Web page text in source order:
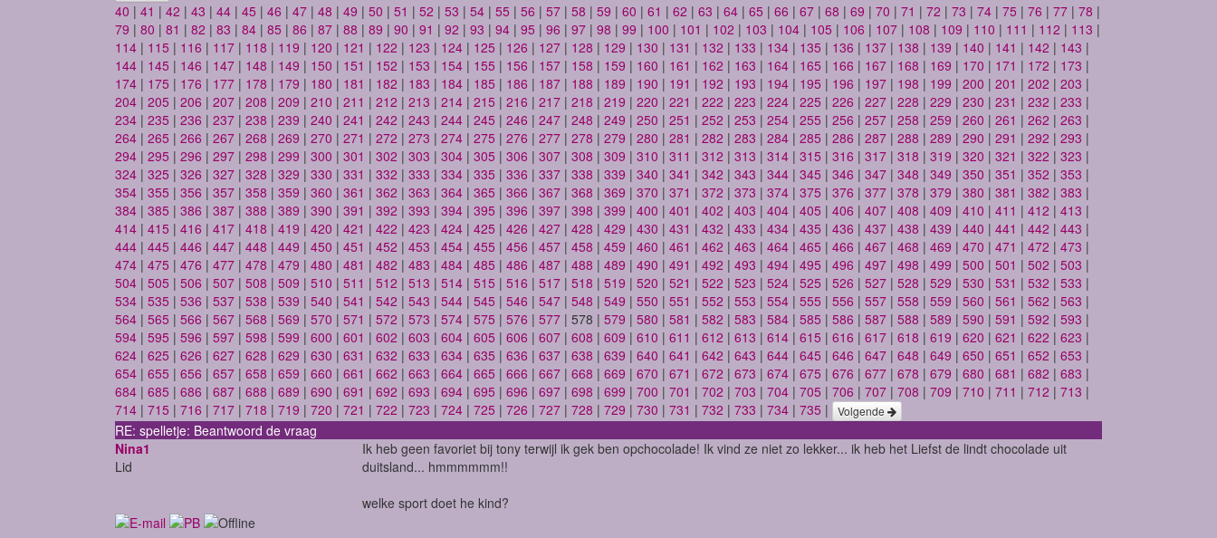
40 | 41 | 42 | 43 | 44 | 45 | 46 | 47 | 48 | 49 | 50 | 51 | 52 | 53 | 54 | 55 | 56 | 57 | 58 | 59 | 60 | 61 | 62 | 63 | 64 | 65 | 66 | 67 | 68 | 69 | 70 | 71 | 72 | 73 | 74 | 75 | 76 | 77 | 78 |
79 | 80 | 81 | 82 | 83 | 84 | 85 | 86 | 87 | 88 | 89 | 90 | 91 | 92 | 93 | 94 | 95 | 96 | 97 | 98 | 99 | 100 | 101 | 102 | 103 | 104 | 105 | 106 | 107 | 108 | 109 | 110 | 111 | 112 | 113 |
114 | 115 | 116 | 117 | 118 | 119 | 120 | 121 | 122 | 123 | 124 | 125 | 126 | 127 | 128 | 129 | 130 | 131 | 132 | 133 | 134 | 135 | 136 | 137 | 138 | 139 | 140 | 141 | 142 | 143 |
144 | 145 | 146 | 147 | 148 | 149 | 150 | 151 | 152 | 153 | 154 | 155 | 156 | 157 | 158 | 159 | 160 | 161 | 162 | 163 | 164 | 165 | 166 | 167 | 168 | 169 | 170 | 171 | 172 | 173 |
174 | 175 | 176 | 177 | 178 | 179 | 180 | 181 | 182 | 183 | 184 | 185 | 186 | 187 | 188 | 189 | 190 | 191 | 192 | 193 | 194 | 195 | 196 | 197 | 198 | 199 | 200 | 201 | 202 | 203 |
204 | 205 | 206 | 207 | 208 | 209 | 210 | 211 | 212 | 213 | 214 | 215 | 216 | 217 | 218 | 219 | 220 | 221 | 222 | 223 | 224 | 225 | 226 | 227 | 228 | 229 | 230 | 231 | 232 | 233 |
234 | 235 | 236 | 237 | 238 | 239 | 240 | 241 | 242 | 243 | 244 | 245 | 246 | 247 | 248 | 249 | 250 | 251 | 252 | 253 | 254 | 255 | 256 | 257 | 258 | 259 | 260 | 261 | 262 | 263 |
264 | 265 | 266 | 267 | 268 | 269 | 270 | 271 | 272 | 273 | 274 | 275 | 276 | 277 | 278 | 279 | 280 | 281 | 282 | 283 | 284 | 285 | 286 | 287 | 288 | 289 | 290 | 291 | 292 | 293 |
294 | 295 | 296 | 297 | 298 | 299 | 300 | 301 | 302 | 303 | 304 | 305 | 306 | 307 | 308 | 309 | 310 | 311 | 312 | 313 | 314 | 315 | 316 | 317 | 318 | 319 | 320 | 321 | 322 | 323 |
324 | 325 | 326 | 327 | 328 | 329 | 330 | 331 | 332 | 333 | 334 | 335 | 336 | 337 | 338 | 339 | 340 | 341 | 342 | 343 | 344 | 345 | 346 | 347 | 348 | 349 | 350 | 351 | 352 | 353 |
354 | 355 | 356 | 357 | 358 | 359 | 360 | 361 | 362 | 363 | 364 | 365 | 366 | 367 | 368 | 369 | 370 | 371 | 372 | 373 | 374 | 375 | 376 | 377 | 378 | 379 | 380 | 381 | 382 | 383 |
384 | 385 | 386 | 387 | 388 | 389 | 390 | 391 | 392 | 393 | 394 | 395 | 396 | 397 | 398 | 399 | 400 | 401 | 402 | 403 | 404 | 405 | 406 | 407 | 408 | 409 | 410 | 411 | 412 | 413 |
414 | 415 | 416 | 417 | 418 | 419 | 420 | 421 | 422 | 423 | 424 | 425 | 426 | 427 | 428 | 429 | 430 | 431 | 432 | 433 | 434 | 435 | 436 | 437 | 438 | 439 | 440 | 441 | 442 | 443 |
444 | 445 | 446 | 447 | 448 | 449 | 450 | 451 | 452 | 453 | 454 | 455 | 456 | 457 | 458 | 459 | 460 | 461 | 462 | 463 | 464 | 465 | 466 | 467 | 468 | 469 | 470 | 471 | 472 | 473 |
474 | 475 | 476 | 477 | 478 | 479 | 480 | 481 | 482 | 483 | 484 | 485 | 486 | 487 | 488 | 489 | 490 | 491 | 492 | 493 | 494 | 495 | 496 | 497 | 498 | 499 | 500 | 501 | 502 | 503 |
504 | 505 | 506 | 507 | 508 | 509 | 510 | 511 | 512 | 513 | 514 | 515 | 516 | 517 | 518 | 519 | 520 | 521 | 522 | 523 | 524 | 525 | 526 | 527 | 528 | 529 | 530 | 531 | 532 | 533 |
534 | 535 | 536 | 537 | 538 | 539 | 540 | 541 | 542 | 543 | 544 | 545 | 546 | 547 | 548 | 549 | 550 | 551 | 552 | 553 | 554 | 555 | 556 | 557 | 558 | 559 | 560 | 561 | 562 | 563 |
564 | 565 | 566 | 567 | 568 | 569 | 570 | 571 | 572 | 573 | 574 | 575 | 576 | 577 | 578 | 579 | 580 | 581 | 582 | 583 | 584 | 585 | 586 | 587 | 588 | 589 | 590 | 591 | 592 | 593 |
594 | 595 | 596 | 597 | 598 | 599 | 600 | 601 | 602 | 603 | 604 | 605 | 606 | 607 | 608 | 609 | 610 | 611 | 612 | 613 | 614 | 615 | 616 | 617 | 618 | 619 | 620 | 621 | 622 | 623 |
624 | 625 | 626 | 627 | 628 | 629 | 630 | 631 | 632 | 633 | 634 | 635 | 636 | 637 | 638 | 639 | 640 | 641 | 642 | 643 | 644 | 645 | 646 | 647 | 648 | 649 | 650 | 651 | 652 | 653 |
654 | 655 | 656 | 657 | 658 | 659 | 660 | 661 | 662 | 663 | 664 | 665 | 666 | 667 | 668 | 669 | 670 | 671 | 672 | 673 | 674 | 675 | 676 | 677 | 678 | 679 | 680 | 681 | 682 | 683 |
684 | 685 | 686 | 687 | 688 | 689 | 690 | 691 | 692 | 693 | 694 | 695 | 696 | 697 | 698 | 699 | 700 | 701 | 702 | 703 | 704 | 705 | 706 | 707 | 708 | 709 | 710 | 711 | 712 | 713 |
714 | 715 | 716 | 717 | 718 | 719 | 720 | 721 | 722 | 723 | 724 | 725 | 726 | 727 | 728 | 729 | 730 | 731 | 732 | 733 | 734 | 735 | Volgende
RE: spelletje: Beantwoord de vraag
Nina1
Lid
Ik heb geen favoriet bij tony terwijl ik gek ben opchocolade! Ik vind ze niet zo lekker... ik heb het Liefst de lindt chocolade uit
duitsland... hmmmmmm!!
welke sport doet he kind?